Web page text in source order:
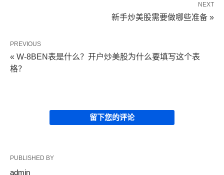
NEXT
新手炒美股需要做哪些准备 »
PREVIOUS
« W-8BEN表是什么？开户炒美股为什么要填写这个表
格？
留下您的评论
PUBLISHED BY
admin